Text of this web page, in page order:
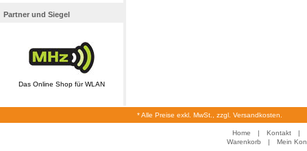
Partner und Siegel
Das Online Shop für WLAN
* Alle Preise exkl. MwSt., zzgl. Versandkosten.
Home | Kontakt
|
Warenkorb
| Mein